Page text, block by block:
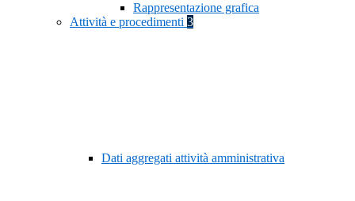
Rappresentazione grafica
Attività e procedimenti 3
Dati aggregati attività amministrativa